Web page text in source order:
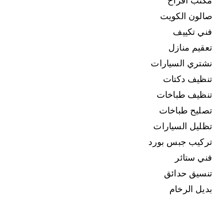
صالون الكويت
فني تكييف
تعقيم منازل
نشتري السيارات
تنظيف دكتات
تنظيف طباخات
تصليح طباخات
تظليل السيارات
تركيب جبس بورد
فني ستائر
تنسيق حدائق
بديل الرخام